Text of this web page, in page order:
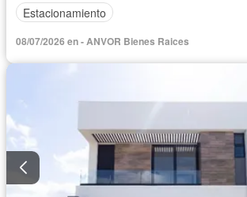
Estacionamiento
08/07/2026 en - ANVOR Bienes Raices